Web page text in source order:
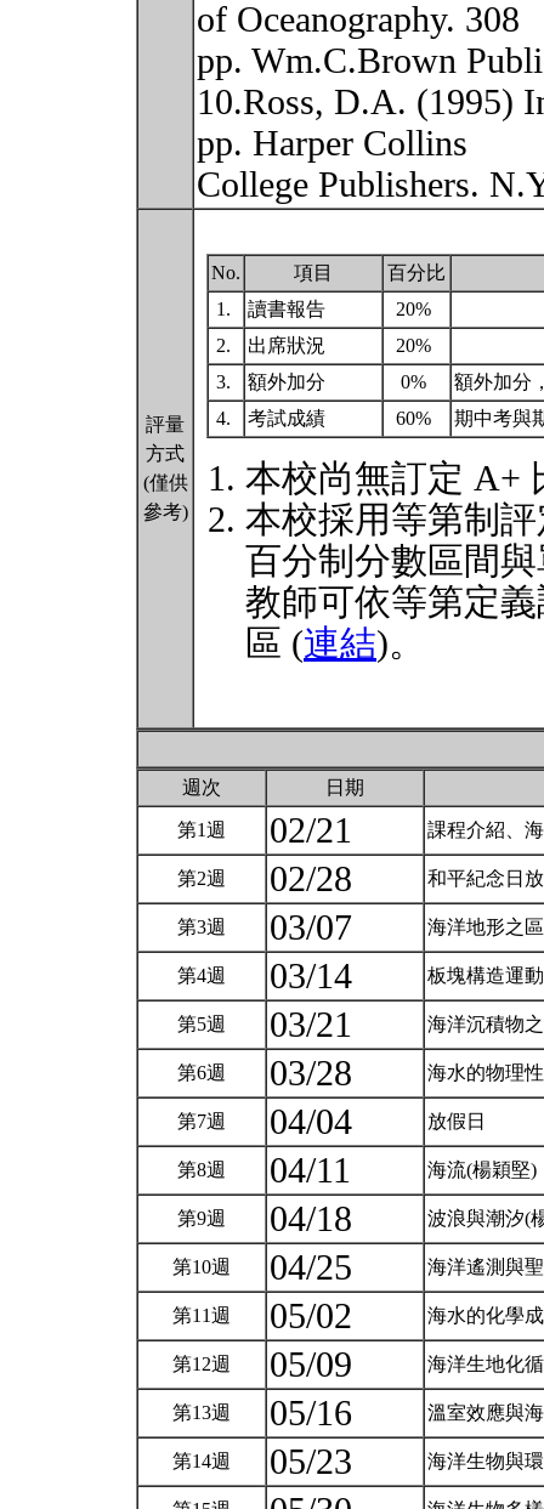
of Oceanography. 308
pp. Wm.C.Brown
10.Ross, D.A. (1995)
pp. Harper Collins
College Publishers.
評量
方式
(僅供
參考)
No. 項目
百分比
1.
讀書報告
20%
2.
出席狀況
20%
3.
額外加分 0%
額外加分
4.
考試成績 60% 期中考與
本校尚無訂定 A+
本校採用等第制
百分制分數區間
教師可依等第定
區 (連結)。
週次 日期
第1週 02/21 課程介紹、
第2週 02/28 和平紀念日
第3週 03/07 海洋地形之
第4週 03/14 板塊構造運
第5週 03/21 海洋沉積物
第6週 03/28 海水的物理
第7週 04/04 放假日
第8週 04/11 海流(楊穎堅)
第9週 04/18 波浪與潮汐(
第10週 04/25 海洋遙測與
第11週 05/02 海水的化學
第12週 05/09 海洋生地化
第13週 05/16 溫室效應與
第14週 05/23 海洋生物與